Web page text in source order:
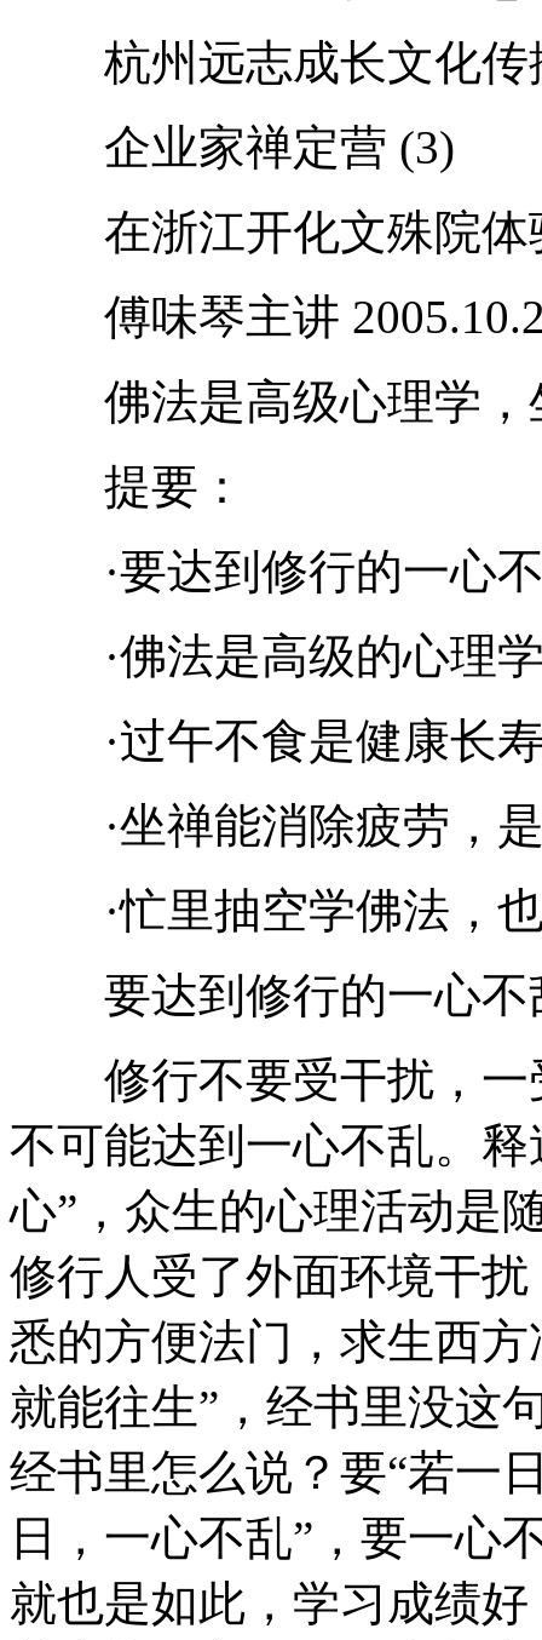
杭州远志成长文化传
企业家禅定营 (3)
在浙江开化文殊院体
傅味琴主讲
佛法是高级心理学，
提要：
·要达到修行的一心不
·佛法是高级的心理
·过午不食是健康长寿
·坐禅能消除疲劳，是
·忙里抽空学佛法，也
要达到修行的一心不
修行不要受干扰，一
不可能达到一心不乱。
心”，众生的心理活动是
修行人受了外面环境干
悉的方便法门，求生西
就能往生”，经书里没这
经书里怎么说？要“若
日，一心不乱”，要一心
就也是如此，学习成绩